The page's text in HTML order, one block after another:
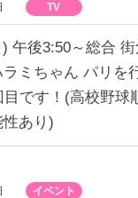
TV
午後3:50～総合
ミちゃん パリを
です！(高校野球
あり)
イベント